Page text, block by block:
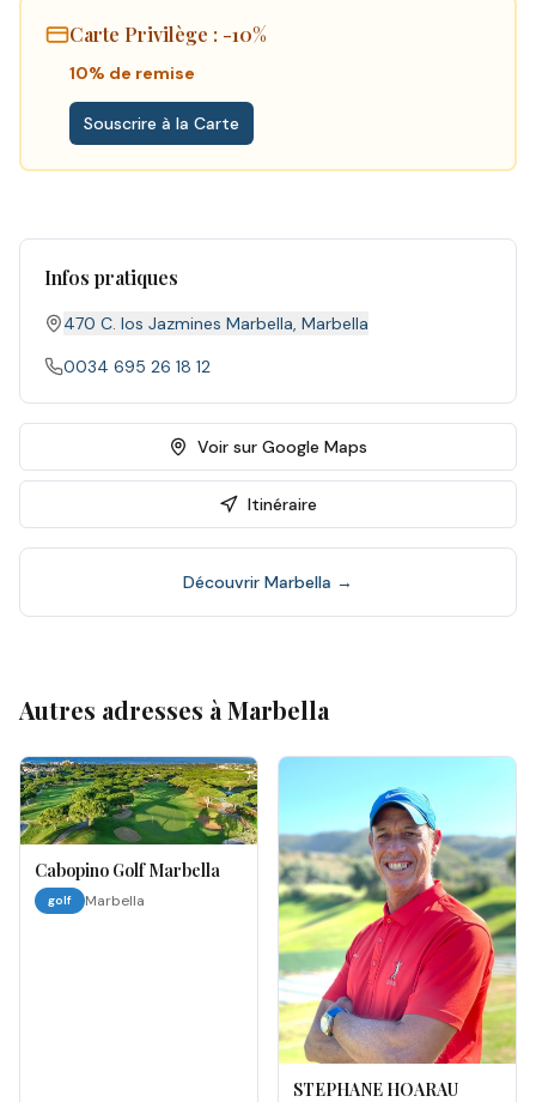
Carte Privilège : -10%
10% de remise
Souscrire à la Carte
Infos pratiques
470 C. los Jazmines Marbella, Marbella
0034 695 26 18 12
Voir sur Google Maps
Itinéraire
Découvrir Marbella →
Autres adresses à Marbella
Cabopino Golf Marbella
golf Marbella
STEPHANE HOARAU